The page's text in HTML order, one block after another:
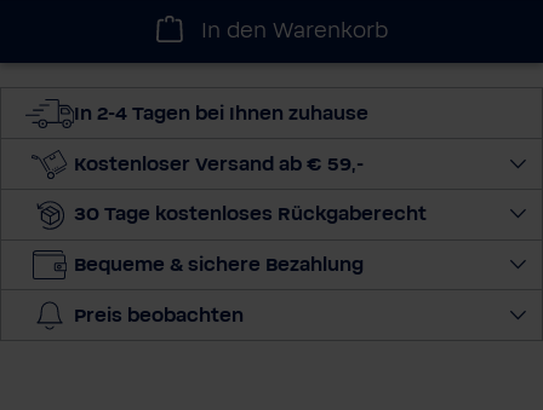
e
e
g
In den Warenkorb
In 2-4 Tagen bei Ihnen zuhause
Kostenloser Versand ab € 59,-
30 Tage kostenloses Rückgaberecht
Bequeme & sichere Bezahlung
Preis beobachten